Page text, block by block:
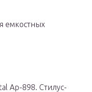
емкостных
Ap-898. Стилус-